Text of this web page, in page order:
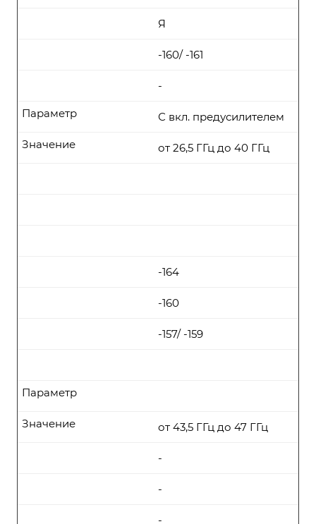
Я
-160/ -161
-
С вкл. предусилителем
Параметр
от 26,5 ГГц до 40 ГГц
Значение
-164
-160
-157/ -159
Параметр
от 43,5 ГГц до 47 ГГц
Значение
-
-
-